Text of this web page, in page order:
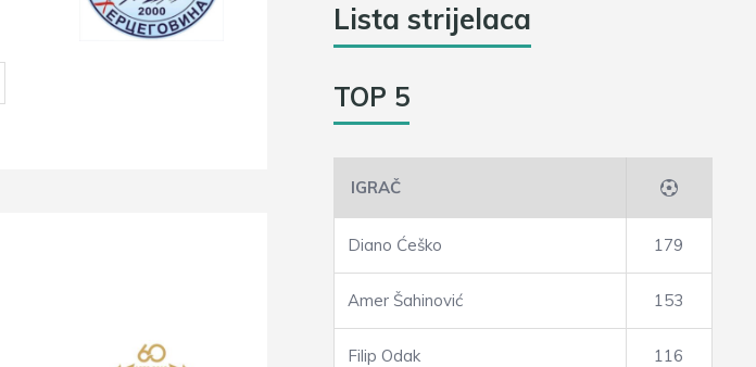
Lista strijelaca
TOP 5
IGRAČ
Diano Ćeško 179
Amer Šahinović 153
Filip Odak 116